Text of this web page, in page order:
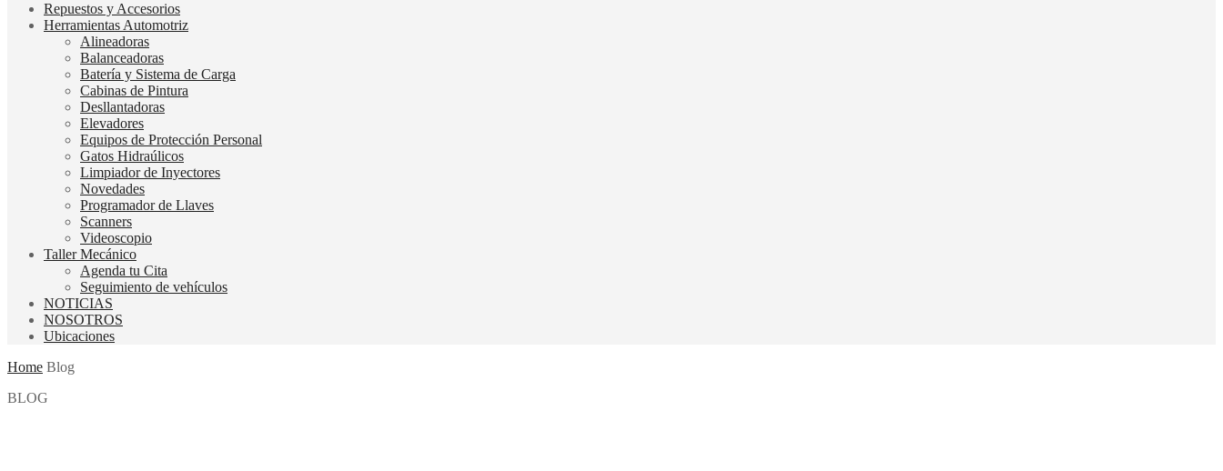
Repuestos y Accesorios
Herramientas Automotriz
Alineadoras
Balanceadoras
Batería y Sistema de Carga
Cabinas de Pintura
Desllantadoras
Elevadores
Equipos de Protección Personal
Gatos Hidraúlicos
Limpiador de Inyectores
Novedades
Programador de Llaves
Scanners
Videoscopio
Taller Mecánico
Agenda tu Cita
Seguimiento de vehículos
NOTICIAS
NOSOTROS
Ubicaciones
Home Blog
BLOG